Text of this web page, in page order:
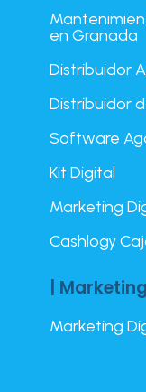
en Granada
Distribuidor
Distribuidor
Software
Kit Digital
Marketing
Cashlogy
|
Marketing